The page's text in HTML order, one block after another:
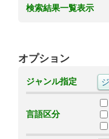
検索結果一覧表示
オプション
ジャンル指定
言語区分